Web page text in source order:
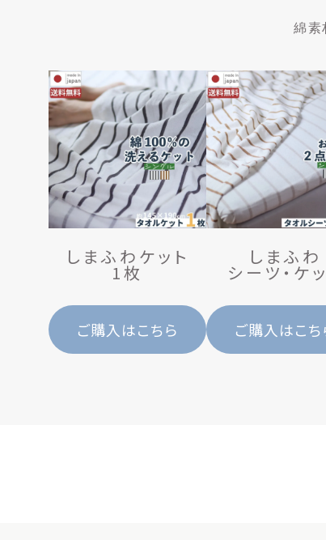
綿素
しまふわケット
1枚
ご購入はこちら
しまふわ
シーツ・ケ
ご購入はこち